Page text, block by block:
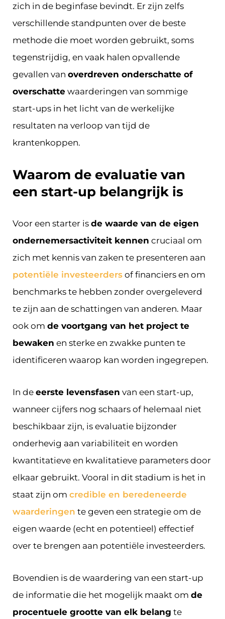
zich in de beginfase bevindt. Er zijn zelfs
verschillende standpunten over de beste
methode die moet worden gebruikt, soms
tegenstrijdig, en vaak halen opvallende
gevallen van overdreven onderschatte of
overschatte waarderingen van sommige
start-ups in het licht van de werkelijke
resultaten na verloop van tijd de
krantenkoppen.
Waarom de evaluatie van
een start-up belangrijk is
Voor een starter is de waarde van de eigen
ondernemersactiviteit kennen cruciaal om
zich met kennis van zaken te presenteren aan
potentiële investeerders of financiers en om
benchmarks te hebben zonder overgeleverd
te zijn aan de schattingen van anderen. Maar
ook om de voortgang van het project te
bewaken en sterke en zwakke punten te
identificeren waarop kan worden ingegrepen.
In de eerste levensfasen van een start-up,
wanneer cijfers nog schaars of helemaal niet
beschikbaar zijn, is evaluatie bijzonder
onderhevig aan variabiliteit en worden
kwantitatieve en kwalitatieve parameters door
elkaar gebruikt. Vooral in dit stadium is het in
staat zijn om credible en beredeneerde
waarderingen te geven een strategie om de
eigen waarde (echt en potentieel) effectief
over te brengen aan potentiële investeerders.
Bovendien is de waardering van een start-up
de informatie die het mogelijk maakt om de
procentuele grootte van elk belang te